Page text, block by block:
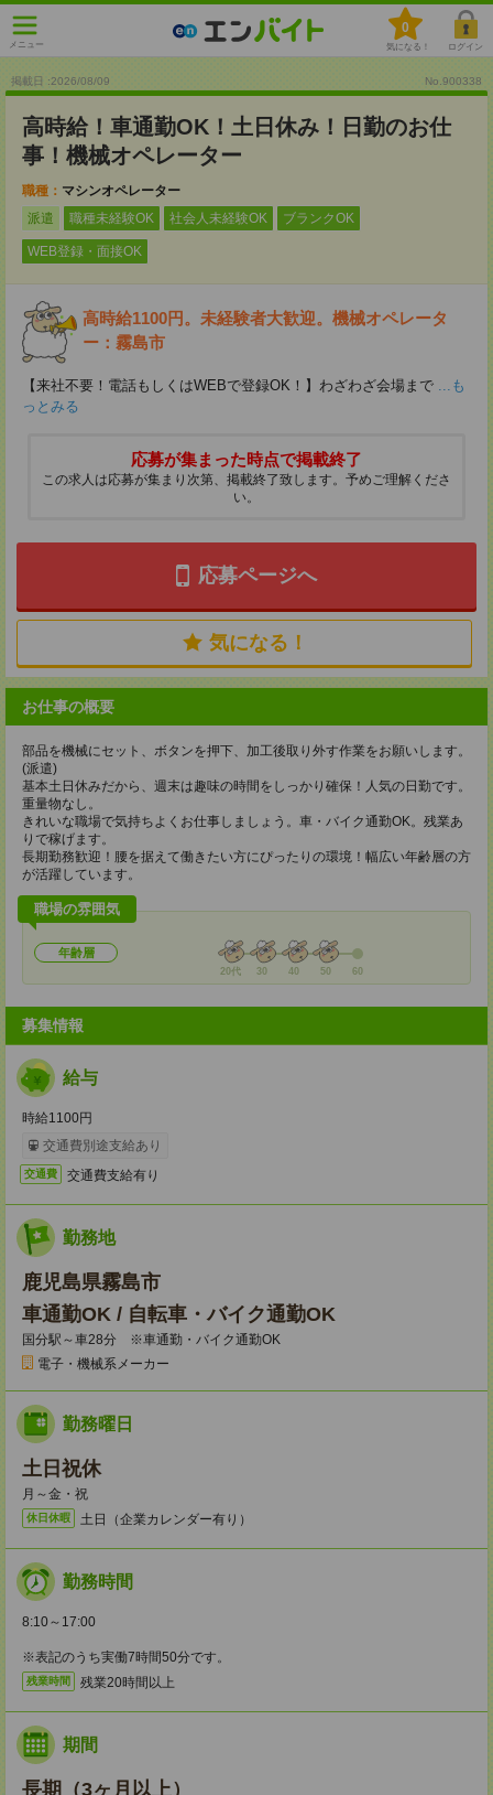
メニュー
0
気になる！ ログイン
掲載日 :2026/08/09 No.900338
高時給！車通勤OK！土日休み！日勤のお仕
事！機械オペレーター
職種： マシンオペレーター
派遣
職種未経験OK 社会人未経験OK ブランクOK
WEB登録・面接OK
高時給1100円。未経験者大歓迎。機械オペレータ
ー：霧島市
【来社不要！電話もしくはWEBで登録OK！】わざわざ会場まで ...も
っとみる
応募が集まった時点で掲載終了
この求人は応募が集まり次第、掲載終了致します。予めご理解くださ
い。
応募ページへ
気になる！
お仕事の概要
部品を機械にセット、ボタンを押下、加工後取り外す作業をお願いします。
(派遣)
基本土日休みだから、週末は趣味の時間をしっかり確保！人気の日勤です。
重量物なし。
きれいな職場で気持ちよくお仕事しましょう。車・バイク通勤OK。残業あ
りで稼げます。
長期勤務歓迎！腰を据えて働きたい方にぴったりの環境！幅広い年齢層の方
が活躍しています。
職場の雰囲気
年齢層
20代 30 40 50 60
募集情報
給与
時給1100円
交通費別途支給あり
交通費 交通費支給有り
勤務地
鹿児島県霧島市
車通勤OK / 自転車・バイク通勤OK
国分駅～車28分 ※車通勤・バイク通勤OK
電子・機械系メーカー
勤務曜日
土日祝休
月～金・祝
休日休暇 土日（企業カレンダー有り）
勤務時間
8:10～17:00
※表記のうち実働7時間50分です。
残業時間 残業20時間以上
期間
長期（3ヶ月以上）